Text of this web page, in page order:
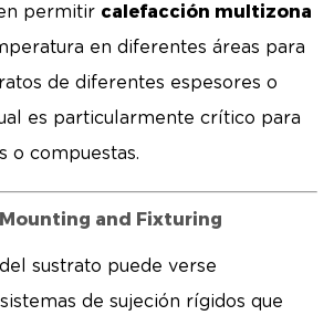
permitir calefacción multizona
en diferentes áreas para
de diferentes espesores o
es particularmente crítico para
o compuestas.
and Fixturing
sustrato puede verse
de sujeción rígidos que